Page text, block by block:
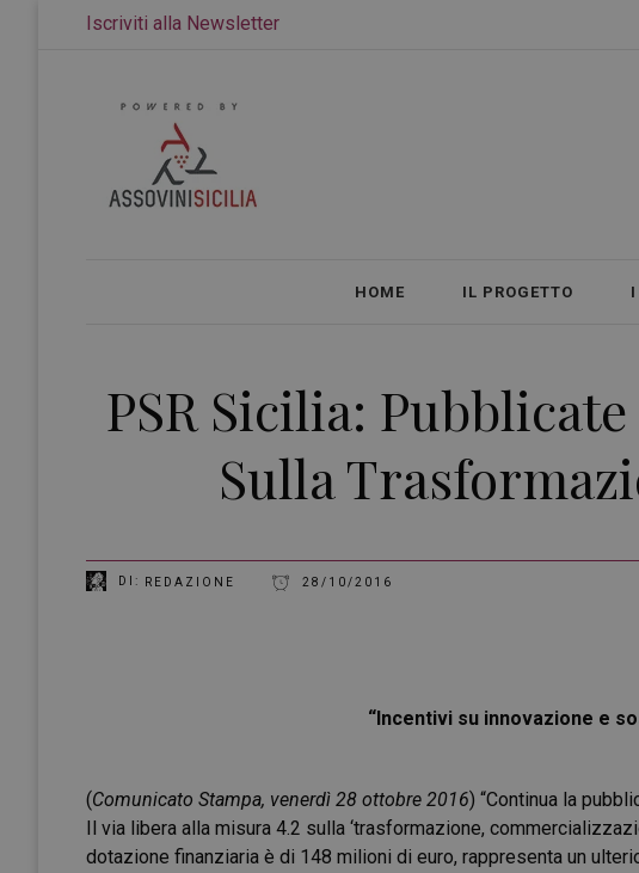
Iscriviti alla Newsletter
HOME IL PROGETTO I
PSR Sicilia:
Sulla
DI: REDAZIONE 28/10/2016
“Incentivi su innovazione e
(Comunicato Stampa, venerdì 28 ottobre 2016) “Continua la
Il via libera alla misura 4.2 sulla ‘trasformazione,
dotazione finanziaria è di 148 milioni di euro, rappresenta un